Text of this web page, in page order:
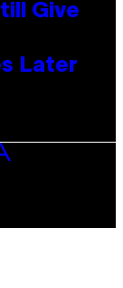
Give
Later